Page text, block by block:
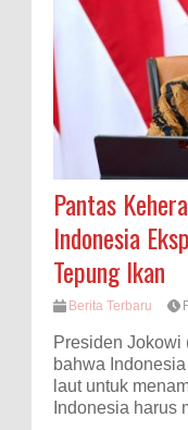
Pantas
Indonesia
Tepung Ikan
Berita Terbaru
Presiden Jokowi
bahwa
laut untuk
Indonesia harus